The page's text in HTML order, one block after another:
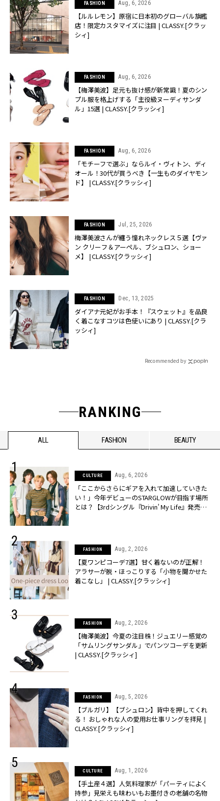
FASHION Aug, 6, 2026
【ルルレモン】原宿に日本初のグローバル旗艦
店！限定カスタマイズに注目 | CLASSY.[クラッ
シィ]
FASHION Aug, 6, 2026
【梅澤美波】足元も抜け感が新常識！夏のシン
プル服を格上げする「主役級ヌーディサンダ
ル」15選 | CLASSY.[クラッシィ]
FASHION Aug, 6, 2026
「モチーフで選ぶ」ならルイ・ヴィトン、ディ
オール！30代が買うべき【一生ものダイヤモン
ド】 | CLASSY.[クラッシィ]
FASHION Jul, 25, 2026
梅澤美波さんが纏う憧れネックレス５選【ヴァ
ン クリーフ＆アーペル、ブシュロン、ショー
メ】 | CLASSY.[クラッシィ]
FASHION Dec, 13, 2025
ダイアナ元妃がお手本！『スウェット』を品良
く着こなすコツは色使いにあり | CLASSY.[クラ
ッシィ]
Recommended by
RANKING
ALL FASHION BEAUTY
CULTURE Aug, 6, 2026
「ここからさらにギアを入れて加速していきた
い！」今年デビューのSTARGLOWが目指す場所
とは？【3rdシングル『Drivin' My Life』発売】 |
FASHION Aug, 2, 2026
【夏ワンピコーデ7選】甘く着ないのが正解！
アラサーが脱・ほっこりする「小物を聞かせた
着こなし」 | CLASSY.[クラッシィ]
FASHION Aug, 2, 2026
【梅澤美波】今夏の注目株！ジュエリー感覚の
「サムリングサンダル」でパンツコーデを更新
| CLASSY.[クラッシィ]
FASHION Aug, 5, 2026
【ブルガリ】【ブシュロン】背中を押してくれ
る！ おしゃれな人の愛用お仕事リングを拝見 |
CLASSY.[クラッシィ]
CULTURE Aug, 1, 2026
【手土産４選】人気料理家が「パーティによく
持参」見栄えも味わいもお墨付きの老舗の名物